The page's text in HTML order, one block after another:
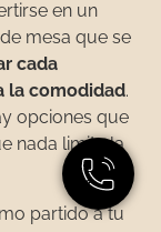
en un
mesa que se
cada
la comodidad.
opciones que
nada limite la
partido a tu